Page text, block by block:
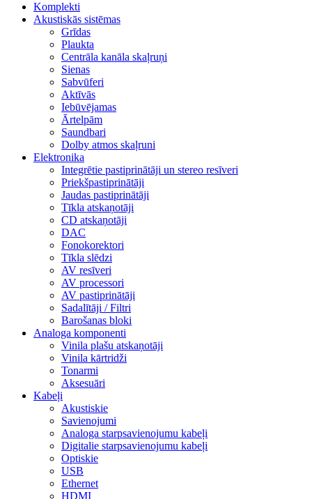
Komplekti
Akustiskās sistēmas
Grīdas
Plaukta
Centrāla kanāla skaļruņi
Sienas
Sabvūferi
Aktīvās
Iebūvējamas
Ārtelpām
Saundbari
Dolby atmos skaļruni
Elektronika
Integrētie pastiprinātāji un stereo resīveri
Priekšpastiprinātāji
Jaudas pastiprinātāji
Tīkla atskaņotāji
CD atskaņotāji
DAC
Fonokorektori
Tīkla slēdzi
AV resīveri
AV processori
AV pastiprinātāji
Sadalītāji / Filtri
Barošanas bloki
Analoga komponenti
Vinila plašu atskaņotāji
Vinila kārtridži
Tonarmi
Aksesuāri
Kabeļi
Akustiskie
Savienojumi
Analoga starpsavienojumu kabeļi
Digitalie starpsavienojumu kabeļi
Optiskie
USB
Ethernet
HDMI